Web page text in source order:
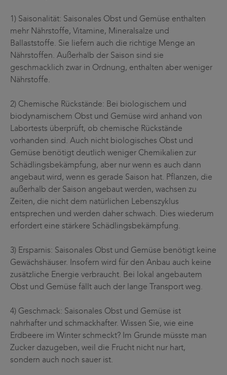
1) Saisonalität: Saisonales Obst und Gemüse enthalten
mehr Nährstoffe, Vitamine, Mineralsalze und
Ballaststoffe. Sie liefern auch die richtige Menge an
Nährstoffen. Außerhalb der Saison sind sie
geschmacklich zwar in Ordnung, enthalten aber weniger
Nährstoffe.
2) Chemische Rückstände: Bei biologischem und
biodynamischem Obst und Gemüse wird anhand von
Labortests überprüft, ob chemische Rückstände
vorhanden sind. Auch nicht biologisches Obst und
Gemüse benötigt deutlich weniger Chemikalien zur
Schädlingsbekämpfung, aber nur wenn es auch dann
angebaut wird, wenn es gerade Saison hat. Pflanzen, die
außerhalb der Saison angebaut werden, wachsen zu
Zeiten, die nicht dem natürlichen Lebenszyklus
entsprechen und werden daher schwach. Dies wiederum
erfordert eine stärkere Schädlingsbekämpfung.
3) Ersparnis: Saisonales Obst und Gemüse benötigt keine
Gewächshäuser. Insofern wird für den Anbau auch keine
zusätzliche Energie verbraucht. Bei lokal angebautem
Obst und Gemüse fällt auch der lange Transport weg.
4) Geschmack: Saisonales Obst und Gemüse ist
nahrhafter und schmackhafter. Wissen Sie, wie eine
Erdbeere im Winter schmeckt? Im Grunde müsste man
Zucker dazugeben, weil die Frucht nicht nur hart,
sondern auch noch sauer ist.